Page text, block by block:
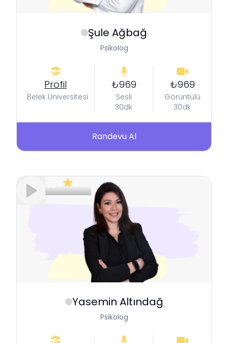
Şule Ağbağ
Psikolog
Profil
Belek Üniversitesi
₺969
Sesli
30dk
₺969
Görüntülü
30dk
Randevu Al
Yasemin Altındağ
Psikolog